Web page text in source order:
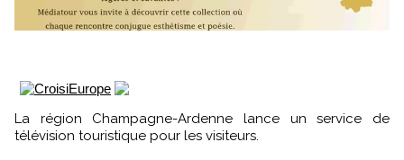
La région Champagne-Ardenne lance un service de
télévision touristique pour les visiteurs.